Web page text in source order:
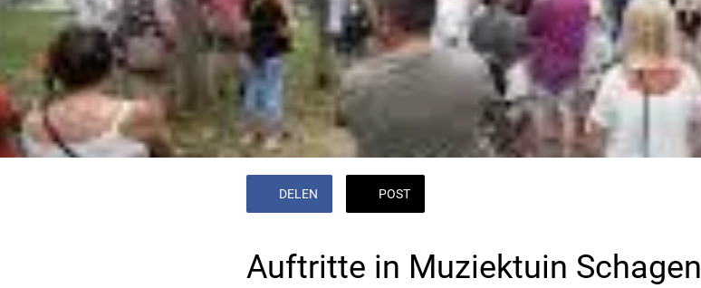
DELEN POST
Auftritte in Muziektuin Schagen